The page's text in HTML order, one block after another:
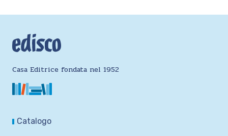
Casa Editrice fondata nel 1952
Catalogo